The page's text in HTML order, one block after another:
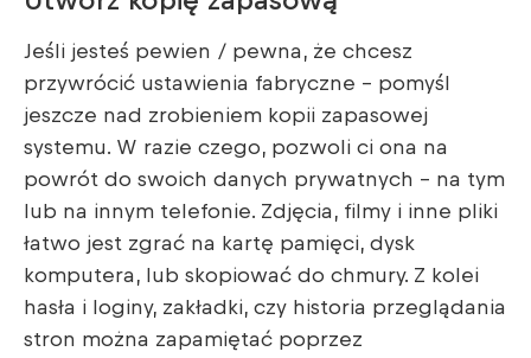
Jeśli jesteś pewien / pewna, że chcesz
przywrócić ustawienia fabryczne – pomyśl
jeszcze nad zrobieniem kopii zapasowej
systemu. W razie czego, pozwoli ci ona na
powrót do swoich danych prywatnych – na tym
lub na innym telefonie. Zdjęcia, filmy i inne pliki
łatwo jest zgrać na kartę pamięci, dysk
komputera, lub skopiować do chmury. Z kolei
hasła i loginy, zakładki, czy historia przeglądania
stron można zapamiętać poprzez